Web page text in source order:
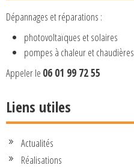
Dépannages et réparations :
photovoltaïques et solaires
pompes à chaleur et chaudières
Appeler le 06 01 99 72 55
Liens utiles
Actualités
Réalisations